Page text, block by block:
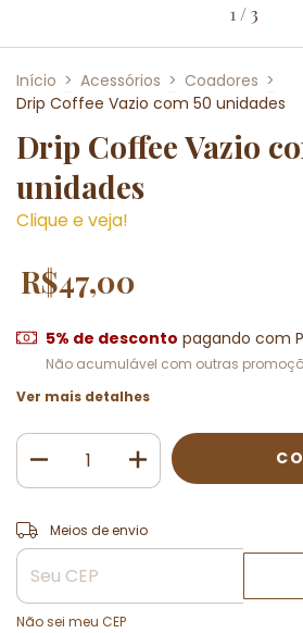
1 /3
Início > Acessórios > Coadores >
Drip Coffee Vazio com 50 unidades
Drip Coffee Vazio
unidades
Clique e veja!
R$47,00
5% de desconto pagando com
Não acumulável com outras
Ver mais detalhes
Entregas para o CEP:
Meios de envio
Não sei meu CEP